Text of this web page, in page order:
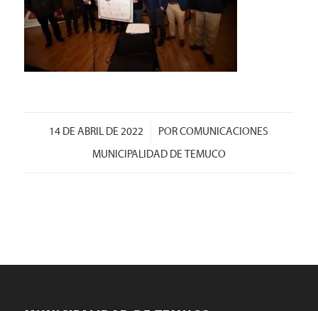
14 DE ABRIL DE 2022
/ PORCOMUNICACIONES
MUNICIPALIDAD DE TEMUCO